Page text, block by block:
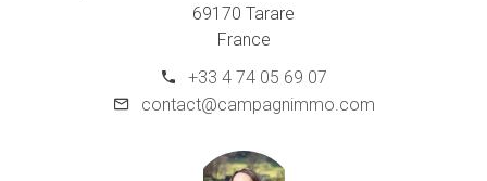
69170 Tarare
France
+33 4 74 05 69 07
contact@campagnimmo.com